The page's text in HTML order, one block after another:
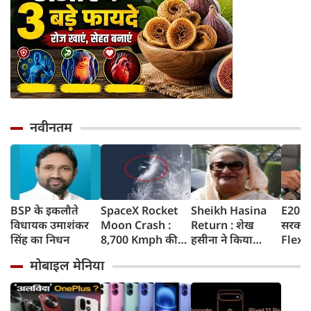
नवीनतम
BSP के इकलौते
विधायक उमाशंकर
सिंह का निधन
SpaceX Rocket
Moon Crash :
8,700 Kmph की
टकराया SpaceX
रॉकेट का हिस्सा,
वैज्ञानिकों ने
Sheikh Hasina
Return : शेख
हसीना ने किया
बांग्लादेश लौटूंगी,
बोलीं- गिरफ्तारी या
मौत का भी डर नहीं,
E20
Flex-
मोबाइल मेनिया